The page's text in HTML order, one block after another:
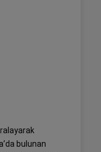
bulunan